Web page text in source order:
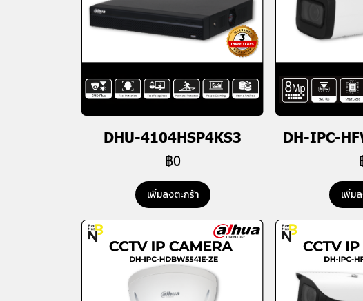
DHU-4104HSP4KS3
฿0
เพิ่มลงตะกร้า
DH-IPC-
เพิ่ม